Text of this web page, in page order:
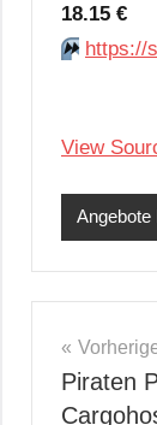
18.15 €
⏩️ https://
View
Angebote
Piraten